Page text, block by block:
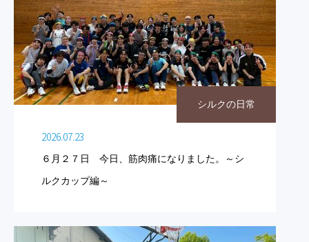
シルクの日常
2026.07.23
６月２７日 今日、筋肉痛になりました。～シ
ルクカップ編～